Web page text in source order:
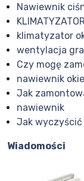
Nawiewnik
klimatyzator
wentylacja
Czy mogę
nawiewnik
Jak
nawiewnik
Jak
Wiadomości